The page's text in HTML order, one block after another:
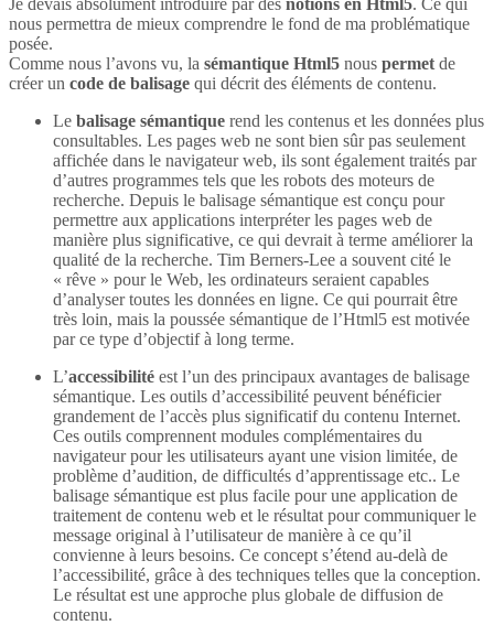
nous permettra de mieux comprendre le fond de ma problématique
posée.
Comme nous l’avons vu, la sémantique Html5 nous permet de
créer un code de balisage qui décrit des éléments de contenu.
Le balisage sémantique rend les contenus et les données plus
consultables. Les pages web ne sont bien sûr pas seulement
affichée dans le navigateur web, ils sont également traités par
d’autres programmes tels que les robots des moteurs de
recherche. Depuis le balisage sémantique est conçu pour
permettre aux applications interpréter les pages web de
manière plus significative, ce qui devrait à terme améliorer la
qualité de la recherche. Tim Berners-Lee a souvent cité le
« rêve » pour le Web, les ordinateurs seraient capables
d’analyser toutes les données en ligne. Ce qui pourrait être
très loin, mais la poussée sémantique de l’Html5 est motivée
par ce type d’objectif à long terme.
L’accessibilité est l’un des principaux avantages de balisage
sémantique. Les outils d’accessibilité peuvent bénéficier
grandement de l’accès plus significatif du contenu Internet.
Ces outils comprennent modules complémentaires du
navigateur pour les utilisateurs ayant une vision limitée, de
problème d’audition, de difficultés d’apprentissage etc.. Le
balisage sémantique est plus facile pour une application de
traitement de contenu web et le résultat pour communiquer le
message original à l’utilisateur de manière à ce qu’il
convienne à leurs besoins. Ce concept s’étend au-delà de
l’accessibilité, grâce à des techniques telles que la conception.
Le résultat est une approche plus globale de diffusion de
contenu.